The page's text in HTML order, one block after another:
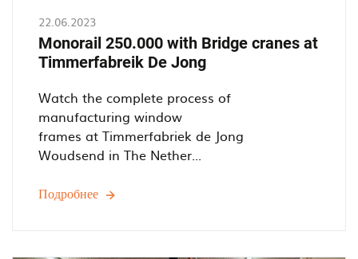
22.06.2023
Monorail 250.000 with Bridge cranes at
Timmerfabreik De Jong
Watch the complete process of
manufacturing window
frames at Timmerfabriek de Jong
Woudsend in The Nether...
Подробнее Monorail